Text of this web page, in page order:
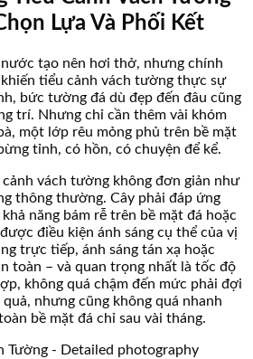
Lựa Và Phối Kết
tạo nên hơi thở, nhưng chính
tiểu cảnh vách tường thực sự
bức tường đá dù đẹp đến đâu cũng
trí. Nhưng chỉ cần thêm vài khóm
một lớp rêu mỏng phủ trên bề mặt
tỉnh, có hồn, có chuyện để kể.
vách tường không đơn giản như
thông thường. Cây phải đáp ứng
năng bám rễ trên bề mặt đá hoặc
điều kiện ánh sáng cụ thể của vị
trực tiếp, ánh sáng tán xạ hoặc
toàn – và quan trọng nhất là tốc độ
không quá chậm đến mức phải đợi
nhưng cũng không quá nhanh
bề mặt đá chỉ sau vài tháng.